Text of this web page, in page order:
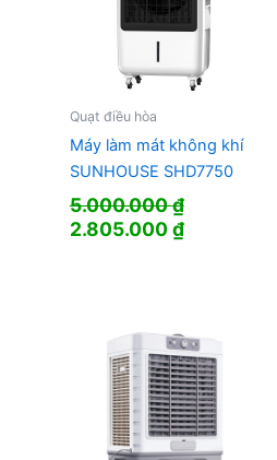
Quạt điều hòa
Máy làm mát không khí
SUNHOUSE SHD7750
5.000.000₫
Giá
2.805.000₫Giá